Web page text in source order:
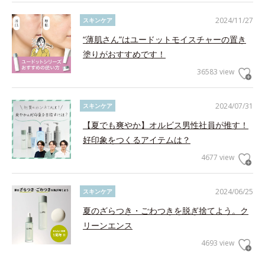
2024/11/27
スキンケア
“薄肌さん”はユードットモイスチャーの置き
塗りがおすすめです！
36583 view
2024/07/31
スキンケア
【夏でも爽やか】オルビス男性社員が推す！
好印象をつくるアイテムは？
4677 view
2024/06/25
スキンケア
夏のざらつき・ごわつきを脱ぎ捨てよう。ク
リーンエンス
4693 view